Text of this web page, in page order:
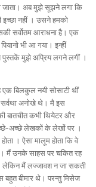
जाता। अब मुझे सूझने लगा कि
इच्छा नहीं । उसने हमको
सर्वोतम आराधना है। एक
भी आ गया। इन्हीं
मुझे अप्रिय लगने लगीं ।
बिलकुल नयी सोसाटी थीं
अनोखे थे। मै इस
बातचीत कभी थियेटर और
अच्छे लेखकों के लेखों पर ।
। ऐसा मालूम होता कि वे
मैं उनके साहस पर चकित रह
लेकिन मैं लज्जावश न जा सकती
बहुत बीमार थे। परन्तु मिसेज